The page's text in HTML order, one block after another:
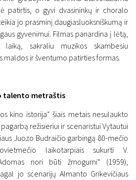
patirtis, o gyvi dvasininkų ir choralo
jo prasminį daugiasluoksniškumą ir
gyvenimui. Filmas panardina į lėtą,
laiką, sakraliu muzikos skambesiu
maldos ir šventumo patirties formas.
talento metraštis
kino istorija“ šiais metais nesulaukto
režisieriui ir scenaristui Vytautui
Juozo Budraičio garbingą 80-mečio
laikotarpiais sukurti V.
nori būti žmogumi“ (1959),
jo scenarijų Almanto Grikevičiaus